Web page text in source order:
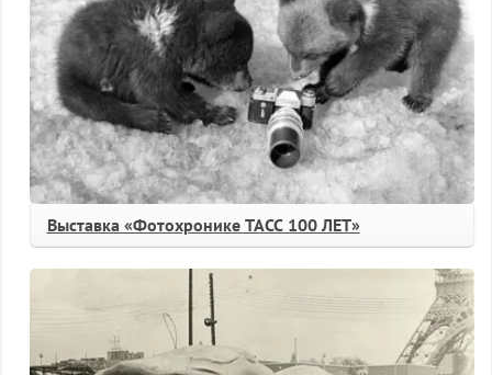
Выставка «Фотохронике ТАСС 100 ЛЕТ»